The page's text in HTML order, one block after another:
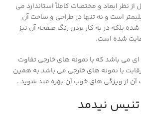
پینگ پنگ 16 میل از نظر ابعاد و مختصات کاملاً استاندارد می
و فقط قطر آن 16 میلیمتر است و نه تنها در طراحی و ساخت آن
شده بلکه در به کار بردن رنگ صفحه آن نیز
شده است.
ای می باشد که با نمونه های خارجی تفاوت
رقابت با نمونه های خارجی می باشد به همین
آن از ویژگی های خوب آن بهره مند شوید .
تنیس نیدمد